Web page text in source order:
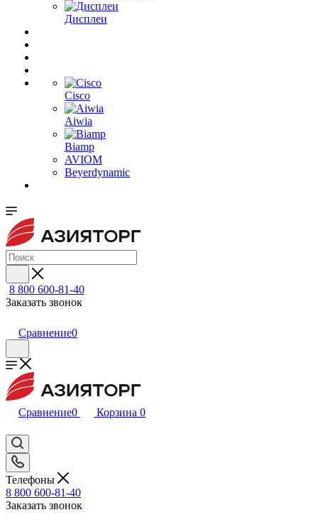
Дисплеи
Cisco
Aiwia
Biamp
AVIOM
Beyerdynamic
8 800 600-81-40
Заказать звонок
Сравнение0
Сравнение0 Корзина 0
Телефоны
8 800 600-81-40
Заказать звонок